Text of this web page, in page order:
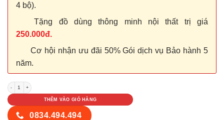
4 bộ).
Tặng đồ dùng thông minh nội thất trị giá
250.000đ.
Cơ hội nhận ưu đãi 50% Gói dịch vụ Bảo hành 5
năm.
CỬA NHỰA ABS HÀN QUỐC KOS 102-K1129 (2) số lượng
THÊM VÀO GIỎ HÀNG
0834.494.494